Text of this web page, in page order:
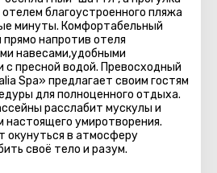
благоустроенного пляжа
минуты. Комфортабельный
напротив отеля
навесами,удобными
пресной водой. Превосходный
Spa» предлагает своим гостям
для полноценного отдыха.
расслабит мускулы и
умиротворения.
окунуться в атмосферу
своё тело и разум.